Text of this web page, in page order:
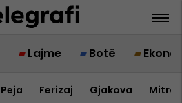
Lajme Botë
Peja Ferizaj Gjakova